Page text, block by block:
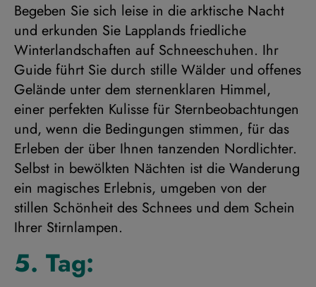
Begeben Sie sich leise in die arktische Nacht
und erkunden Sie Lapplands friedliche
Winterlandschaften auf Schneeschuhen. Ihr
Guide führt Sie durch stille Wälder und offenes
Gelände unter dem sternenklaren Himmel,
einer perfekten Kulisse für Sternbeobachtungen
und, wenn die Bedingungen stimmen, für das
Erleben der über Ihnen tanzenden Nordlichter.
Selbst in bewölkten Nächten ist die Wanderung
ein magisches Erlebnis, umgeben von der
stillen Schönheit des Schnees und dem Schein
Ihrer Stirnlampen.
5. Tag: